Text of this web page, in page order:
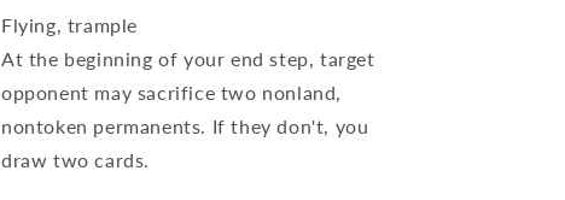
Flying, trample
At the beginning of your end step, target
opponent may sacrifice two nonland,
nontoken permanents. If they don't, you
draw two cards.